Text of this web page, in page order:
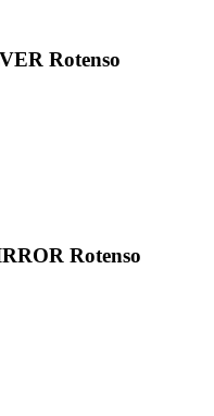
Rotenso
Rotenso